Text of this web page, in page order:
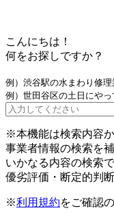
こんにちは！
何をお探しですか？
例）渋谷駅の水まわり修理
例）世田谷区の土日にや
※本機能は検索内容
事業者情報の検索を
いかなる内容の検索
優劣評価・断定的判
※利用規約をご確認